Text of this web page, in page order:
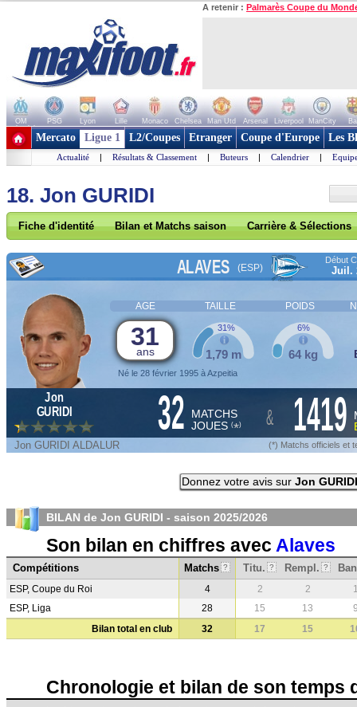
A retenir : Palmarès Coupe du
OM PSG Lyon Lille Monaco Chelsea Man Utd Arsenal Liverpool ManCity
+ de clubs
Mercato Ligue 1 L2/Coupes Etranger Coupe d'Europe Les
Actualité | Résultats & Classement | Buteurs | Calendrier |
18. Jon GURIDI
Fiche d'identité Bilan et Matchs saison Carrière & Sélections
ALAVES (ESP)
Début
Juil.
AGE TAILLE POIDS
31
ans
Né le 28 février 1995 à Azpeitia
1,79 m
31%
64 kg
6%
Jon
GURIDI
32 MATCHS
JOUES (*) & 1419
Jon GURIDI ALDALUR (*) Matchs officiels et
Donnez votre avis sur Jon GURIDI
BILAN de Jon GURIDI - saison 2025/2026
Son bilan en chiffres avec Alaves
Compétitions Matchs ? Titu. ? Rempl. ?
ESP, Coupe du Roi 4 2 2
ESP, Liga
28 15 13
Bilan total en club
32 17 15
Chronologie et bilan de son temps